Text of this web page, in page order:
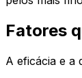
Fatores
A eficácia e a